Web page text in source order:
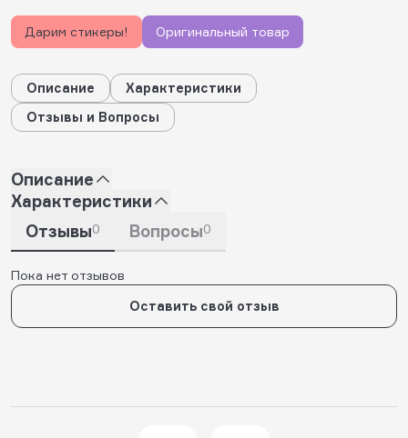
Дарим стикеры! Оригинальный товар
Описание
Характеристики
Отзывы и Вопросы
Описание
Характеристики
Отзывы0 Вопросы0
Пока нет отзывов
Оставить свой отзыв